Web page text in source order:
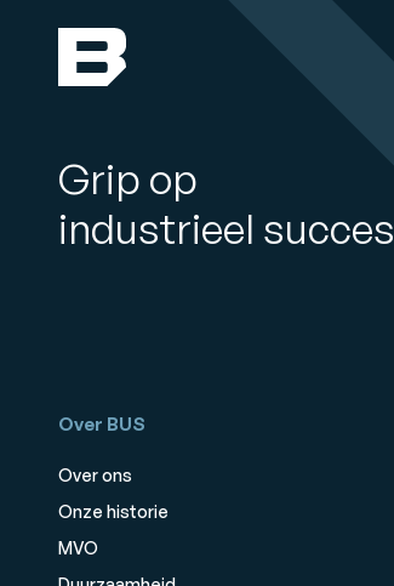
Grip op
industrieel succes
Over BUS
Over ons
Onze historie
MVO